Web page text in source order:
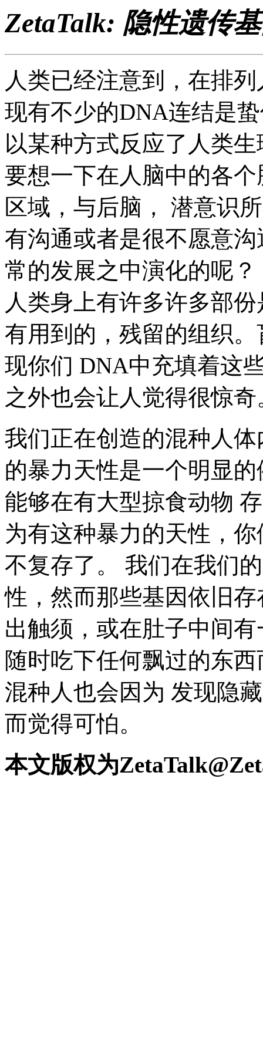
ZetaTalk: 隐性遗传
人类已经注意到，在排
现有不少的DNA连结是
以某种方式反应了人类
要想一下在人脑中的各
区域，与后脑， 潜意识
有沟通或者是很不愿意
常的发展之中演化的呢
人类身上有许多许多部
有用到的，残留的组织
现你们 DNA中充填着这
之外也会让人觉得很惊奇
我们正在创造的混种人
的暴力天性是一个明显
能够在有大型掠食动物
为有这种暴力的天性，
不复存了。 我们在我们
性，然而那些基因依旧
出触须，或在肚子中间
随时吃下任何飘过的东
混种人也会因为 发现隐
而觉得可怕。
本文版权为